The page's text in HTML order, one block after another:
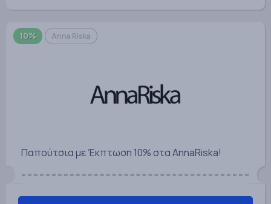
10% Anna Riska
Παπούτσια με Έκπτωση 10% στα AnnaRiska!